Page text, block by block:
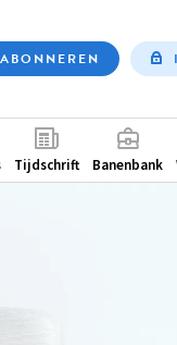
ABONNEREN
Tijdschrift Banenbank